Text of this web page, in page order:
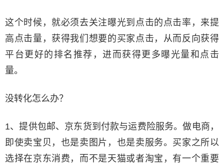
这个时候，就必须去关注曝光到点击的点击率，来提
高点击量，获得我们想要的买家点击，从而反向获得
平台更好的排名推荐，进而获得更多曝光量和点击
量。
没转化怎么办？
1、提供包邮、京东货到付款与运费险服务。做电商，
即使卖宝贝，也是卖图片，也是卖服务。买家之所以
选择在京东消费，而不是天猫或者淘宝，有一个重要